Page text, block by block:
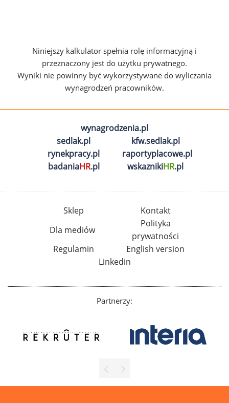
Niniejszy kalkulator spełnia rolę informacyjną i
przeznaczony jest do użytku prywatnego.
Wyniki nie powinny być wykorzystywane do wyliczania
wynagrodzeń pracowników.
wynagrodzenia.pl
sedlak.pl
kfw.sedlak.pl
rynekpracy.pl
raportyplacowe.pl
badaniaHR.pl wskaznikiHR.pl
Sklep
Kontakt
Dla mediów
Polityka
prywatności
Regulamin
English version
Linkedin
Partnerzy: